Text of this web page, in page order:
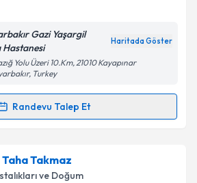
Gazi Yaşargil
Hastanesi
Haritada Göster
Yolu Üzeri 10.Km, 21010 Kayapınar
Turkey
Randevu Talep Et
Talebi
için randevu takvimi talebi
uzmandan randevu almanız için bir
Takmaz
ve Doğum